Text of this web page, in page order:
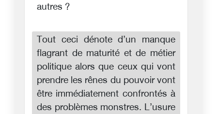
autres ?
Tout ceci dénote d’un manque
flagrant de maturité et de métier
politique alors que ceux qui vont
prendre les rênes du pouvoir vont
être immédiatement confrontés à
des problèmes monstres. L’usure